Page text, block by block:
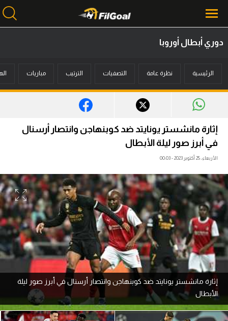
أخبار
ميركاتو
فانتازي في الجول
مسابقة التوقعات
فيديوهات
عدسات
آراء حرة
ركن الألعاب
بطولات
أمريكا 2026
دوري أبطال أوروبا
الرئيسية نظرة عامة التصفيات الترتيب مباريات
إثارة مانشستر يونايتد ضد كوبنهاجن وانتصار أرسنال
في أبرز صور ليلة الأبطال
الأربعاء، 25 أكتوبر 2023 - 00:03
إثارة مانشستر يونايتد ضد كوبنهاجن وانتصار أرسنال في أبرز صور ليلة
الأبطال